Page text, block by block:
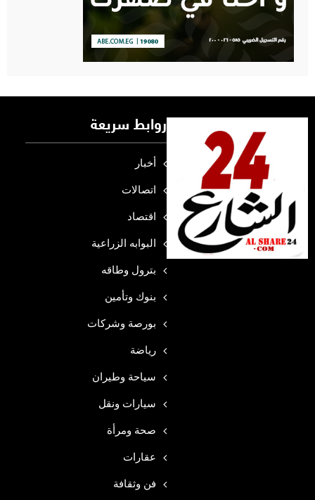
روابط سريعة
أخبار
اتصالات
اقتصاد
البوابه الزراعية
بترول وطاقه
بنوك وتأمين
بورصة وشركات
رياضة
سياحة وطيران
سيارات ونقل
صحة ومرأة
عقارات
فن وثقافة